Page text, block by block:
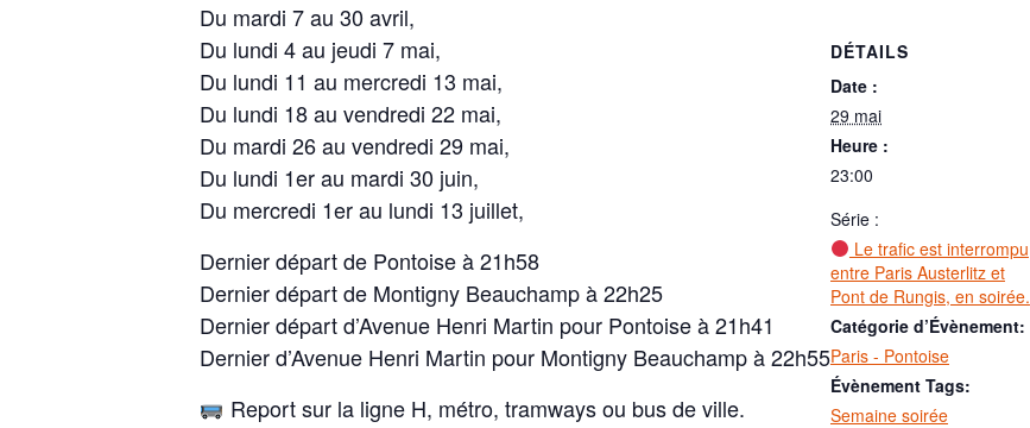
Du mardi 7 au 30 avril,
Du lundi 4 au jeudi 7 mai,
Du lundi 11 au mercredi 13 mai,
Du lundi 18 au vendredi 22 mai,
Du mardi 26 au vendredi 29 mai,
Du lundi 1er au mardi 30 juin,
Du mercredi 1er au lundi 13 juillet,
Dernier départ de Pontoise à 21h58
Dernier départ de Montigny Beauchamp à 22h25
Dernier départ d’Avenue Henri Martin pour Pontoise à 21h41
Dernier d’Avenue Henri Martin pour Montigny Beauchamp à 22h55
Report sur la ligne H, métro, tramways ou bus de ville.
DÉTAILS
Date :
29 mai
Heure :
23:00
Série :
Le trafic est interrompu
entre Paris Austerlitz et
Pont de Rungis, en soirée.
Catégorie d’Évènement:
Paris - Pontoise
Évènement Tags:
Semaine soirée